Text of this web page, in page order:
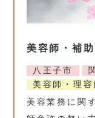
美容師・補
八王子市
美容師・理容
美容業務に関